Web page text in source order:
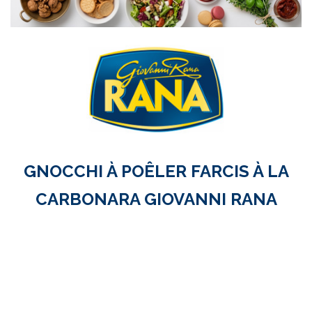
GNOCCHI À POÊLER FARCIS À LA
CARBONARA GIOVANNI RANA